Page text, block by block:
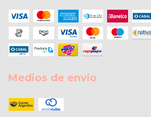
Medios de envío